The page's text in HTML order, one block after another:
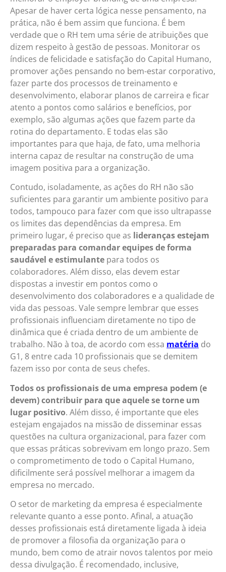
Apesar de haver certa lógica nesse pensamento, na
prática, não é bem assim que funciona. É bem
verdade que o RH tem uma série de atribuições que
dizem respeito à gestão de pessoas. Monitorar os
índices de felicidade e satisfação do Capital Humano,
promover ações pensando no bem-estar corporativo,
fazer parte dos processos de treinamento e
desenvolvimento, elaborar planos de carreira e ficar
atento a pontos como salários e benefícios, por
exemplo, são algumas ações que fazem parte da
rotina do departamento. E todas elas são
importantes para que haja, de fato, uma melhoria
interna capaz de resultar na construção de uma
imagem positiva para a organização.
Contudo, isoladamente, as ações do RH não são
suficientes para garantir um ambiente positivo para
todos, tampouco para fazer com que isso ultrapasse
os limites das dependências da empresa. Em
primeiro lugar, é preciso que as lideranças estejam
preparadas para comandar equipes de forma
saudável e estimulante para todos os
colaboradores. Além disso, elas devem estar
dispostas a investir em pontos como o
desenvolvimento dos colaboradores e a qualidade de
vida das pessoas. Vale sempre lembrar que esses
profissionais influenciam diretamente no tipo de
dinâmica que é criada dentro de um ambiente de
trabalho. Não à toa, de acordo com essa matéria do
G1, 8 entre cada 10 profissionais que se demitem
fazem isso por conta de seus chefes.
Todos os profissionais de uma empresa podem (e
devem) contribuir para que aquele se torne um
lugar positivo. Além disso, é importante que eles
estejam engajados na missão de disseminar essas
questões na cultura organizacional, para fazer com
que essas práticas sobrevivam em longo prazo. Sem
o comprometimento de todo o Capital Humano,
dificilmente será possível melhorar a imagem da
empresa no mercado.
O setor de marketing da empresa é especialmente
relevante quanto a esse ponto. Afinal, a atuação
desses profissionais está diretamente ligada à ideia
de promover a filosofia da organização para o
mundo, bem como de atrair novos talentos por meio
dessa divulgação. É recomendado, inclusive,